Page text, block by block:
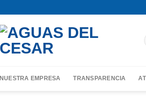
NUESTRA EMPRESA TRANSPARENCIA